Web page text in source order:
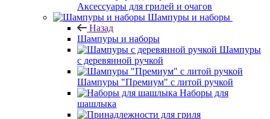
Аксессуары для грилей и очагов
Шампуры и наборы
Назад
Шампуры и наборы
Шампуры
с деревянной ручкой
Шампуры "Премиум" с литой ручкой
Наборы для
шашлыка